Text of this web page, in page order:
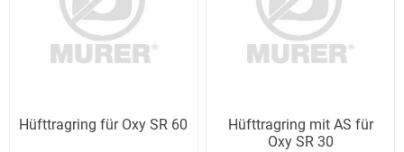
Hüfttragring für Oxy SR 60
Hüfttragring mit AS für
Oxy SR 30